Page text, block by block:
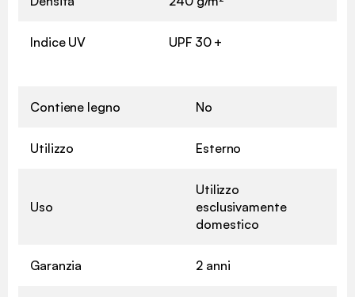
Indice UV UPF 30 +
Contiene legno No
Utilizzo Esterno
Uso
Utilizzo
esclusivamente
domestico
Garanzia 2 anni